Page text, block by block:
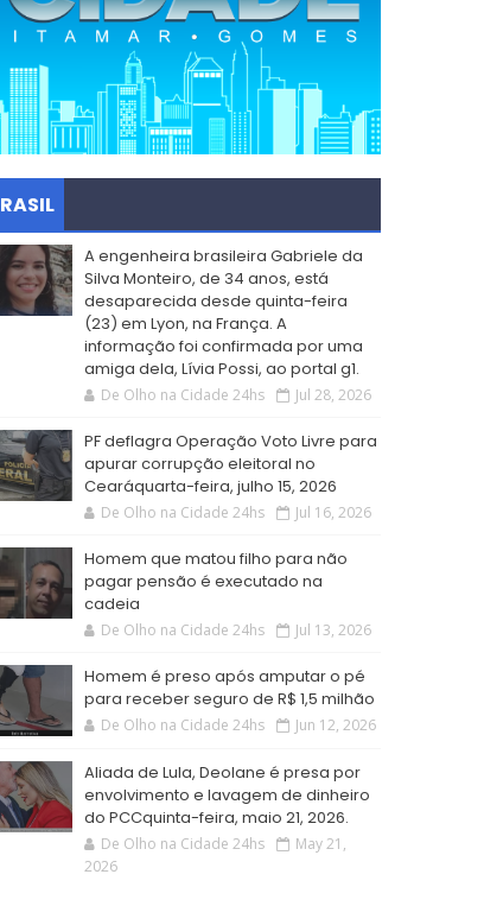
A engenheira brasileira Gabriele da
Silva Monteiro, de 34 anos, está
desaparecida desde quinta-feira
(23) em Lyon, na França. A
informação foi confirmada por uma
amiga dela, Lívia Possi, ao portal g1.
De Olho na Cidade 24hs Jul 28, 2026
PF deflagra Operação Voto Livre para
apurar corrupção eleitoral no
Cearáquarta-feira, julho 15, 2026
De Olho na Cidade 24hs Jul 16, 2026
Homem que matou filho para não
pagar pensão é executado na
cadeia
De Olho na Cidade 24hs Jul 13, 2026
Homem é preso após amputar o pé
para receber seguro de R$ 1,5 milhão
De Olho na Cidade 24hs Jun 12, 2026
Aliada de Lula, Deolane é presa por
envolvimento e lavagem de dinheiro
do PCCquinta-feira, maio 21, 2026.
De Olho na Cidade 24hs
May 21,
2026